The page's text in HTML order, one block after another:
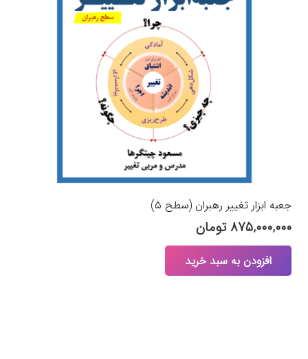
جعبه ابزار تغییر رهبران (سطح ۵)
۸۷۵,۰۰۰,۰۰۰ تومان
افزودن به سبد خرید